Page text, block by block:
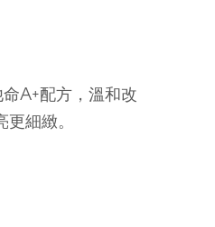
A+配方，溫和改
細緻。